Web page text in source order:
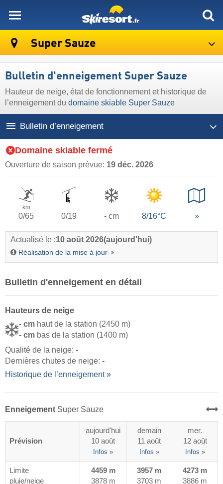
Super Sauze
Bulletin d'enneigement Super Sauze
Hauteur de neige, état de fonctionnement et historique de
l’enneigement du domaine skiable Super Sauze
Bulletin d’enneigement
Domaine skiable fermé
Ouverture de saison prévue: 19 déc. 2026
km
0/65 0/19 - cm 8/16°C »
Actualisé le :10 août 2026(aujourd'hui)
Réalisation de la mise à jour
Bulletin d'enneigement en détail
Hauteurs de neige
- cm haut de la station (2450 m)
- cm bas de la station (1400 m)
Qualité de la neige: -
Dernières chutes de neige: -
Historique de l’enneigement »
Enneigement Super Sauze
Prévision
aujourd'hui
10 août
Infos »
demain
11 août
Infos »
mer.
12 août
Infos »
Limite
pluie/neige
4459 m
3878 m
3957 m
3703 m
4273 m
3886 m